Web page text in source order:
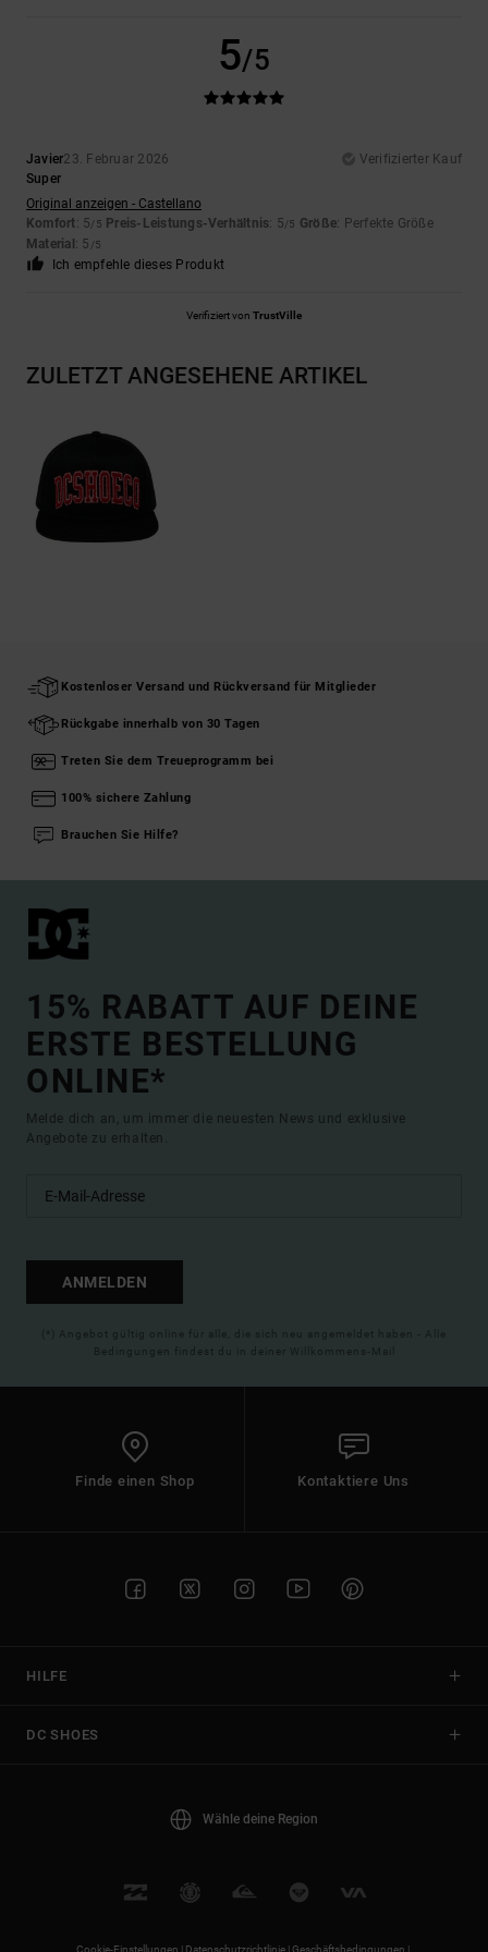
5/5
Javier23. Februar 2026
Verifizierter Kauf
Super
Original anzeigen - Castellano
Komfort: 5/5 Preis-Leistungs-Verhältnis: 5/5 Größe: Perfekte Größe
Material : 5 /5
Ich empfehle dieses Produkt
Verifiziert von TrustVille
ZULETZT ANGESEHENE ARTIKEL
Kostenloser Versand und Rückversand für Mitglieder
Rückgabe innerhalb von 30 Tagen
Treten Sie dem Treueprogramm bei
100% sichere Zahlung
Brauchen Sie Hilfe?
15% RABATT AUF DEINE
ERSTE BESTELLUNG
ONLINE*
Melde dich an, um immer die neuesten News und exklusive
Angebote zu erhalten.
ANMELDEN
(*) Angebot gültig online für alle, die sich neu angemeldet haben - Alle
Bedingungen findest du in deiner Willkommens-Mail
Finde einen Shop Kontaktiere Uns
HILFE
DC SHOES
Wähle deine Region
Cookie-Einstellungen | Datenschutzrichtlinie |Geschäftsbedingungen |